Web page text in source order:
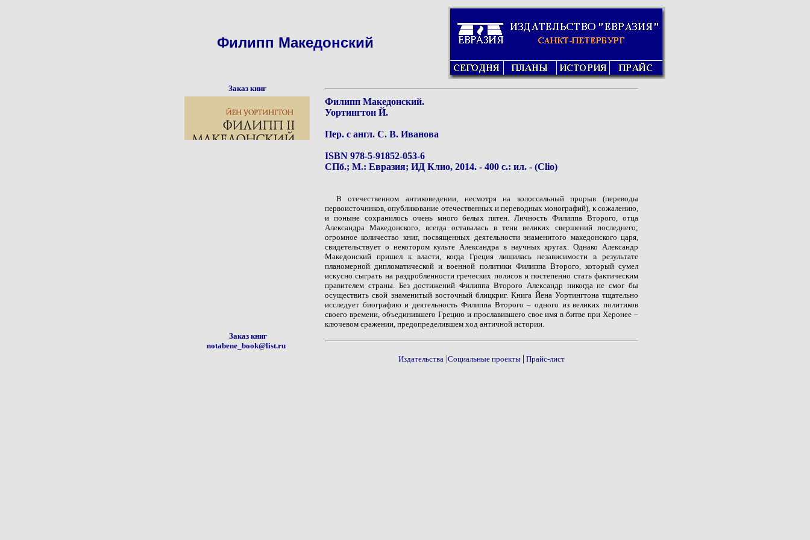
Филипп Македонский
Заказ книг
Филипп Македонский.
Уортингтон Й.
Пер. с англ. С. В. Иванова
ISBN 978-5-91852-053-6
СПб.; М.: Евразия; ИД Клио, 2014. - 400 с.: ил. - (Clio)
В отечественном антиковедении, несмотря на колоссальный прорыв (переводы
первоисточников, опубликование отечественных и переводных монографий), к сожалению,
и поныне сохранилось очень много белых пятен. Личность Филиппа Второго, отца
Александра Македонского, всегда оставалась в тени великих свершений последнего;
огромное количество книг, посвященных деятельности знаменитого македонского царя,
свидетельствует о некотором культе Александра в научных кругах. Однако Александр
Македонский пришел к власти, когда Греция лишилась независимости в результате
планомерной дипломатической и военной политики Филиппа Второго, который сумел
искусно сыграть на раздробленности греческих полисов и постепенно стать фактическим
правителем страны. Без достижений Филиппа Второго Александр никогда не смог бы
осуществить свой знаменитый восточный блицкриг. Книга Йена Уортингтона тщательно
исследует биографию и деятельность Филиппа Второго – одного из великих политиков
своего времени, объединившего Грецию и прославившего свое имя в битве при Херонее –
ключевом сражении, предопределившем ход античной истории.
Заказ книг
notabene_book@list.ru
Издательства |Социальные проекты | Прайс-лист